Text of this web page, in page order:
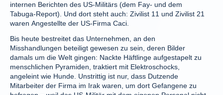
internen Berichten des US-Militärs (dem Fay- und dem
Tabuga-Report). Und dort steht auch: Zivilist 11 und Zivilist 21
waren Angestellte der US-Firma Caci.
Bis heute bestreitet das Unternehmen, an den
Misshandlungen beteiligt gewesen zu sein, deren Bilder
damals um die Welt gingen: Nackte Häftlinge aufgestapelt zu
menschlichen Pyramiden, traktiert mit Elektroschocks,
angeleint wie Hunde. Unstrittig ist nur, dass Dutzende
Mitarbeiter der Firma im Irak waren, um dort Gefangene zu